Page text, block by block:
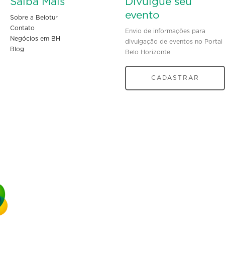
Sobre a Belotur
Contato
Negócios em BH
Blog
evento
Envio de informações para
divulgação de eventos no Portal
Belo Horizonte
CADASTRAR